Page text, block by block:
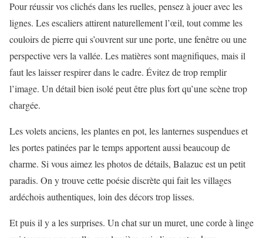
Pour réussir vos clichés dans les ruelles, pensez à jouer avec les
lignes. Les escaliers attirent naturellement l’œil, tout comme les
couloirs de pierre qui s’ouvrent sur une porte, une fenêtre ou une
perspective vers la vallée. Les matières sont magnifiques, mais il
faut les laisser respirer dans le cadre. Évitez de trop remplir
l’image. Un détail bien isolé peut être plus fort qu’une scène trop
chargée.
Les volets anciens, les plantes en pot, les lanternes suspendues et
les portes patinées par le temps apportent aussi beaucoup de
charme. Si vous aimez les photos de détails, Balazuc est un petit
paradis. On y trouve cette poésie discrète qui fait les villages
ardéchois authentiques, loin des décors trop lisses.
Et puis il y a les surprises. Un chat sur un muret, une corde à linge